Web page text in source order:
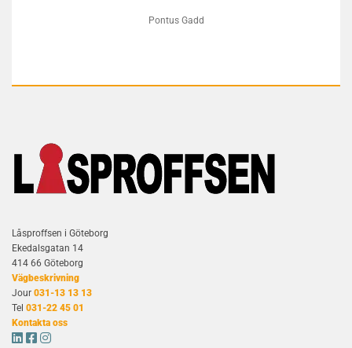
Pontus Gadd
Låsproffsen i Göteborg
Ekedalsgatan 14
414 66 Göteborg
Vägbeskrivning
Jour 031-13 13 13
Tel 031-22 45 01
Kontakta oss
  